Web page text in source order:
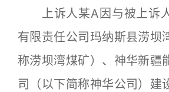
上诉人某A因与被上诉
有限责任公司玛纳斯县涝坝
称涝坝湾煤矿）、神华新疆
司（以下简称神华公司）建